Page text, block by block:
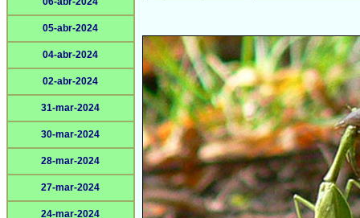
05-abr-2024
04-abr-2024
02-abr-2024
31-mar-2024
30-mar-2024
28-mar-2024
27-mar-2024
24-mar-2024